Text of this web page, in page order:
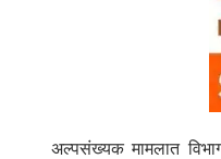
अल्पसंख्यक मामलात